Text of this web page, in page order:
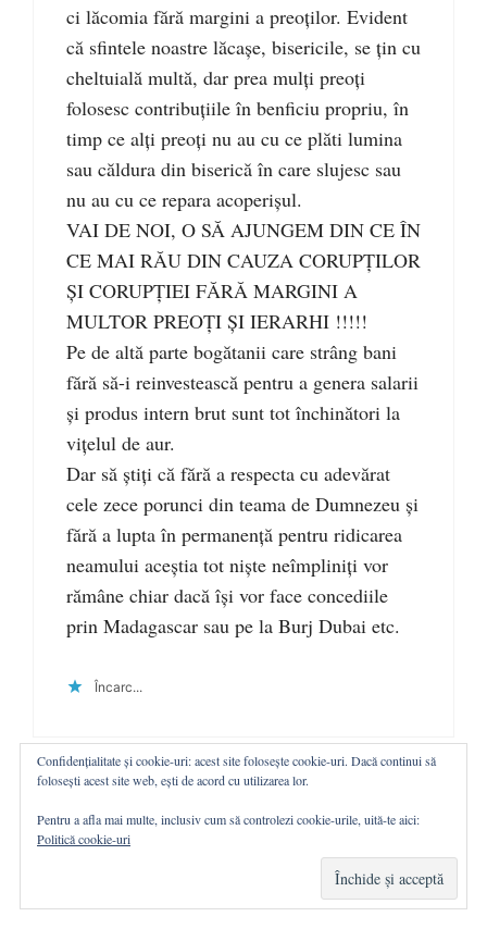
ci lăcomia fără margini a preoților. Evident
că sfintele noastre lăcașe, bisericile, se țin cu
cheltuială multă, dar prea mulți preoți
folosesc contribuțiile în benficiu propriu, în
timp ce alți preoți nu au cu ce plăti lumina
sau căldura din biserică în care slujesc sau
nu au cu ce repara acoperișul.
VAI DE NOI, O SĂ AJUNGEM DIN CE ÎN
CE MAI RĂU DIN CAUZA CORUPȚILOR
ȘI CORUPȚIEI FĂRĂ MARGINI A
MULTOR PREOȚI ȘI IERARHI !!!!!
Pe de altă parte bogătanii care strâng bani
fără să-i reinvestească pentru a genera salarii
și produs intern brut sunt tot închinători la
vițelul de aur.
Dar să știți că fără a respecta cu adevărat
cele zece porunci din teama de Dumnezeu și
fără a lupta în permanență pentru ridicarea
neamului aceștia tot niște neîmpliniți vor
rămâne chiar dacă își vor face concediile
prin Madagascar sau pe la Burj Dubai etc.
Încarc...
Comentariile sunt închise.
Confidențialitate și cookie-uri: acest site folosește cookie-uri. Dacă continui să
folosești acest site web, ești de acord cu utilizarea lor.
Pentru a afla mai multe, inclusiv cum să controlezi cookie-urile, uită-te aici:
Politică cookie-uri